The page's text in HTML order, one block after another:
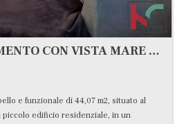
POREČ, APPARTAMENTO CON VISTA MARE #VENDITA
e funzionale di 44,07 m2, situato al
edificio residenziale, in un